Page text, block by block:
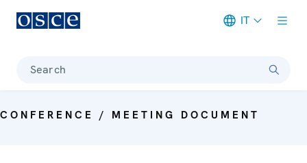
IT
Search
CONFERENCE / MEETING DOCUMENT